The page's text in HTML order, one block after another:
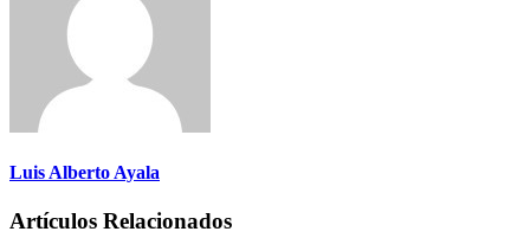
Luis Alberto Ayala
Artículos Relacionados